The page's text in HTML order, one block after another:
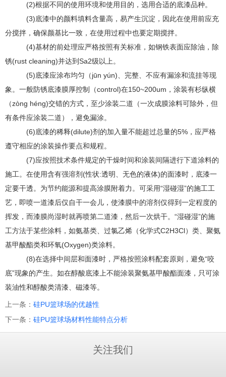
(2)根据不同的使用环境和使用目的，选用合适的底漆品种。
(3)底漆中的颜料填料含量高，易产生沉淀，因此在使用前应充
分搅拌，确保颜基比一致，在使用过程中也要定期搅拌。
(4)基材的前处理应严格按照有关标准，如钢铁表面应除油，除
锈(rust cleaning)并达到Sa2级以上。
(5)底漆应涂布均匀（jūn yún)、完整、不应有漏涂和流挂等现
象。一般防锈底漆膜厚控制（control)在150~200um，涂装有杉纵横
（zòng héng)交错的方式，至少涂装二道（一次成膜涂料可除外，但
有条件应涂装二道），避免漏涂。
(6)底漆的稀释(dilute)剂的加入量不能超过总量的5%，应严格
遵守相应的涂装操作要点和规程。
(7)应按照技术条件规定的干燥时间和涂装间隔进行下道涂料的
施工。在使用含有强溶剂(性状:透明、无色的液体)的面漆时，底漆一
定要干透。为节约能源和提高涂膜附着力。可采用“湿碰湿”的施工工
艺，即喷一道漆后仅自干一会儿，使漆膜中的溶剂仅得到一定程度的
挥发，而漆膜尚湿时就再喷第二道漆，然后一次烘干。“湿碰湿”的施
工方法于某些涂料，如氨基类、过氯乙烯（化学式C2H3Cl）类、聚氨
基甲酸酯类和环氧(Oxygen)类涂料。
(8)在选择中间层和面漆时，严格按照涂料配套原则，避免“咬
底”现象的产生。如在醇酸底漆上不能涂装聚氨基甲酸酯面漆，只可涂
装油性和醇酸类清漆、磁漆等。
上一条： 硅PU篮球场的优越性
下一条： 硅PU篮球场材料性能特点分析
关注我们